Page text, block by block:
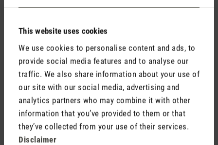
This website uses cookies
We use cookies to personalise content and ads, to
provide social media features and to analyse our
traffic. We also share information about your use of
our site with our social media, advertising and
analytics partners who may combine it with other
information that you’ve provided to them or that
they’ve collected from your use of their services.
Disclaimer
6 November 2021 00:00
Review with rating of 5 out of 5 stars
Der absolute Bringer
Nicht nur zum Eigengebrauch top, sondern auch ein
totaler Hingucker als Geschenk bei jeder
Wohnungseinweihung!